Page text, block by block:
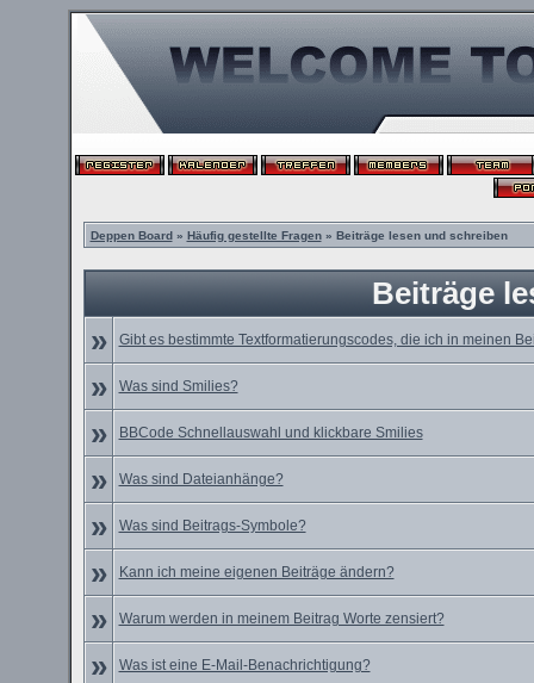
Deppen Board» Häufig gestellte Fragen» Beiträge lesen und schreiben
Beiträge
»
Gibt es bestimmte Textformatierungscodes, die ich in meinen
» Was sind Smilies?
» BBCode Schnellauswahl und klickbare Smilies
» Was sind Dateianhänge?
» Was sind Beitrags-Symbole?
» Kann ich meine eigenen Beiträge ändern?
» Warum werden in meinem Beitrag Worte zensiert?
» Was ist eine E-Mail-Benachrichtigung?